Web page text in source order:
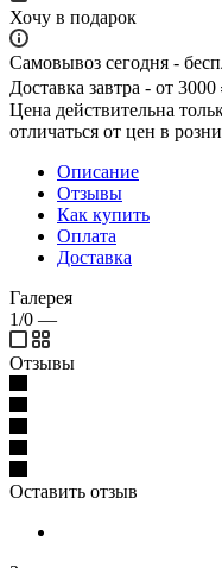
Хочу в подарок
Самовывоз сегодня -
Доставка завтра - от 3000
Цена действительна
отличаться от цен в
Описание
Отзывы
Как купить
Оплата
Доставка
Галерея
1/0 —
Отзывы
Оставить отзыв